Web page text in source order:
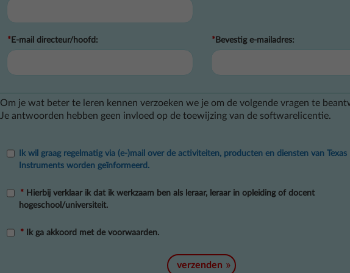
* E-mail directeur/hoofd: * Bevestig e-mailadres:
Om je wat beter te leren kennen verzoeken we je om de volgende vragen te
Je antwoorden hebben geen invloed op de toewijzing van de softwarelicentie.
Ik wil graag regelmatig via (e-)mail over de activiteiten, producten en diensten van Texas
Instruments worden geïnformeerd.
* Hierbij verklaar ik dat ik werkzaam ben als leraar, leraar in opleiding of docent
hogeschool/universiteit.
* Ik ga akkoord met de voorwaarden.
verzenden